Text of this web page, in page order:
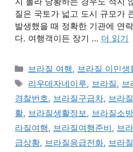
질은 국토가 넓고 도시 규모가
발생했을 때 정확한 기관에 연
다. 여행객이든 장기 … 더 읽기
카
테
리
브라질 여행, 브라질 이민생
태
그
리우데자네이루, 브라질, 브
경찰번호, 브라질구급차, 브라
활, 브라질생활정보, 브라질소
라질여행, 브라질여행준비 , 브
급상황, 브라질응급전화, 브라